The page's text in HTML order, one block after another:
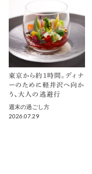
東京から約1時間。ディナ
ーのために軽井沢へ向か
う、大人の逃避行
週末の過ごし方
2026.07.29